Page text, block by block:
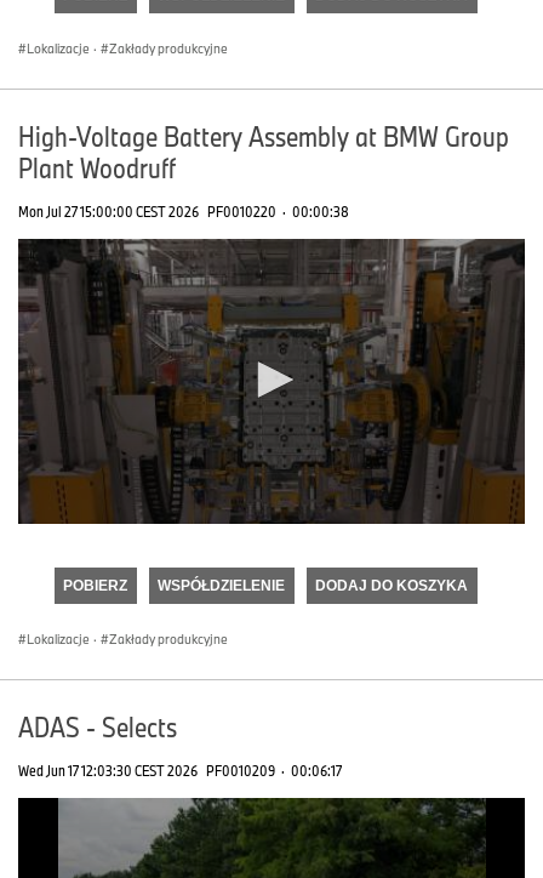
seconds
Lokalizacje · Zakłady produkcyjne
High-Voltage Battery Assembly at BMW Group
Plant Woodruff
Mon Jul 27 15:00:00 CEST 2026 PF0010220 · 00:00:38
seconds
POBIERZ WSPÓŁDZIELENIE DODAJ DO KOSZYKA
Lokalizacje · Zakłady produkcyjne
ADAS - Selects
Wed Jun 17 12:03:30 CEST 2026 PF0010209 · 00:06:17